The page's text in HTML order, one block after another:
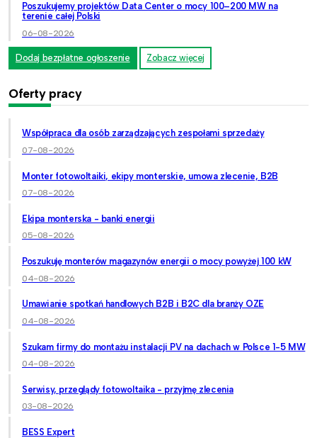
Poszukujemy projektów Data Center o mocy 100–200 MW na
terenie całej Polski
06-08-2026
Dodaj bezpłatne ogłoszenie Zobacz więcej
Oferty pracy
Współpraca dla osób zarządzających zespołami sprzedaży
07-08-2026
Monter fotowoltaiki, ekipy monterskie, umowa zlecenie, B2B
07-08-2026
Ekipa monterska - banki energii
05-08-2026
Poszukuję monterów magazynów energii o mocy powyżej 100 kW
04-08-2026
Umawianie spotkań handlowych B2B i B2C dla branży OZE
04-08-2026
Szukam firmy do montażu instalacji PV na dachach w Polsce 1-5 MW
04-08-2026
Serwisy, przeglądy fotowoltaika - przyjmę zlecenia
03-08-2026
BESS Expert